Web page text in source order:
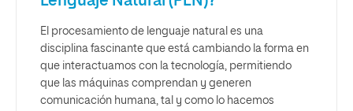
El procesamiento de lenguaje natural es una
disciplina fascinante que está cambiando la forma en
que interactuamos con la tecnología, permitiendo
que las máquinas comprendan y generen
comunicación humana, tal y como lo hacemos